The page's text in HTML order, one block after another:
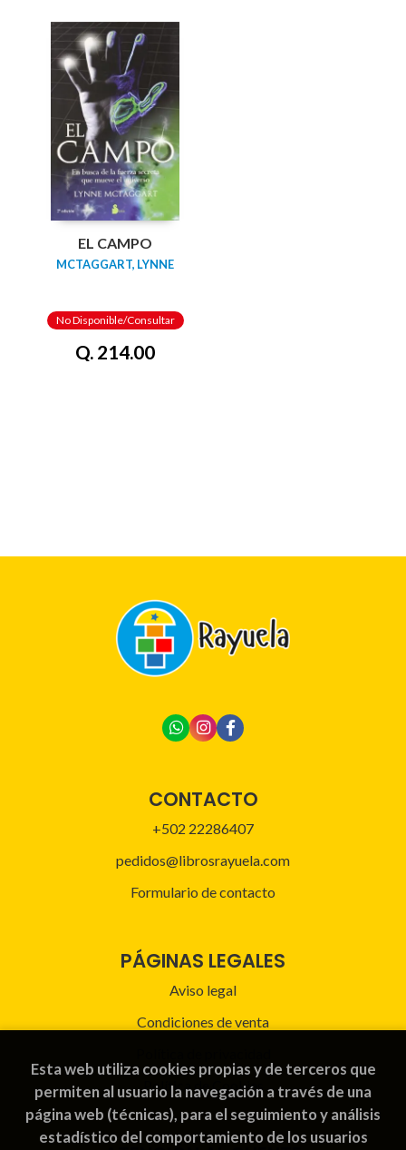
EL CAMPO
MCTAGGART, LYNNE
No Disponible/Consultar
Q. 214.00
CONTACTO
+502 22286407
pedidos@librosrayuela.com
Formulario de contacto
PÁGINAS LEGALES
Aviso legal
Condiciones de venta
Política de Cookies
Esta web utiliza cookies propias y de terceros que
permiten al usuario la navegación a través de una
página web (técnicas), para el seguimiento y análisis
estadístico del comportamiento de los usuarios